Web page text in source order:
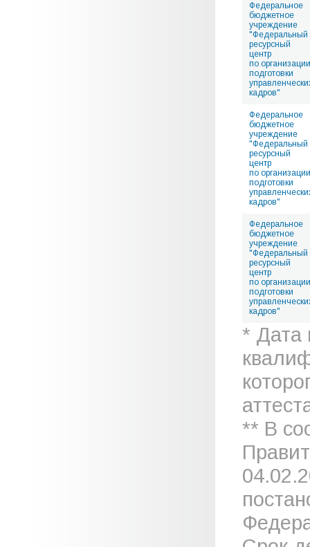
Федеральное
бюджетное
учреждение
"Федеральный
ресурсный
центр
по организации
подготовки
кадров"
Федеральное
бюджетное
учреждение
"Федеральный
ресурсный
центр
по организации
подготовки
кадров"
Федеральное
бюджетное
учреждение
"Федеральный
ресурсный
центр
по организации
подготовки
кадров"
* Дата
** В